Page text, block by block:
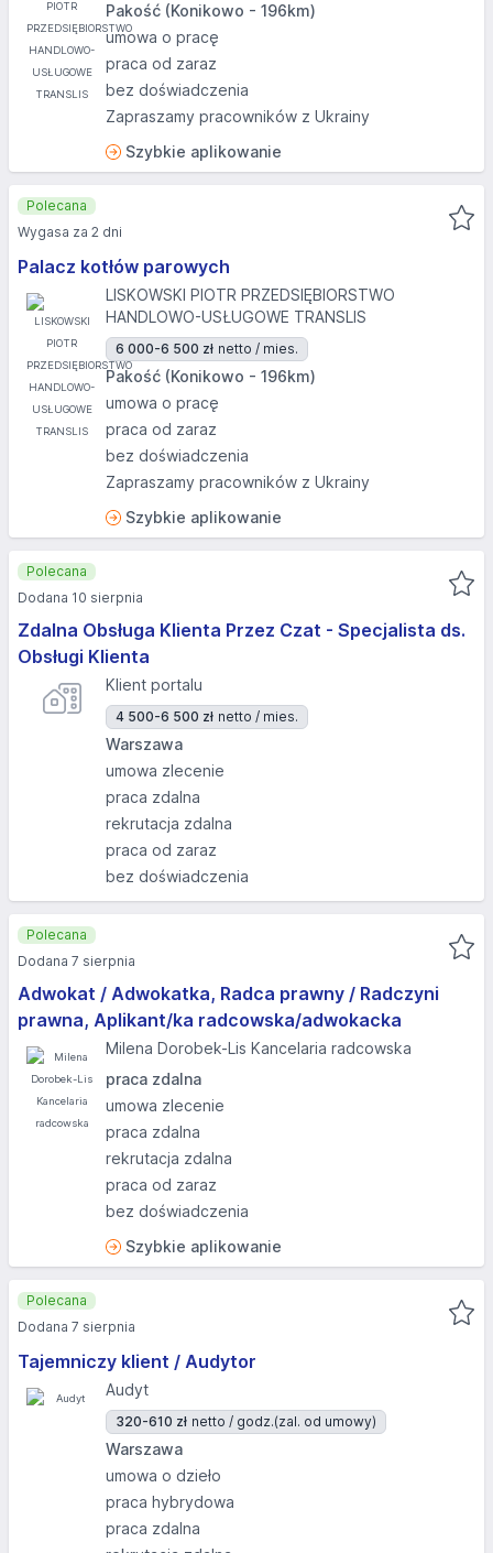
Pakość (Konikowo - 196km)
umowa o pracę
praca od zaraz
bez doświadczenia
Zapraszamy pracowników z Ukrainy
Szybkie aplikowanie
Palacz kotłów parowych
LISKOWSKI PIOTR PRZEDSIĘBIORSTWO
HANDLOWO-USŁUGOWE TRANSLIS
6 000-6 500 zł netto / mies.
Pakość (Konikowo - 196km)
umowa o pracę
praca od zaraz
bez doświadczenia
Zapraszamy pracowników z Ukrainy
Szybkie aplikowanie
Polecana
Wygasa za 2 dni
Zdalna Obsługa Klienta Przez Czat - Specjalista ds.
Obsługi Klienta
Klient portalu
4 500-6 500 zł netto / mies.
Warszawa
umowa zlecenie
praca zdalna
rekrutacja zdalna
praca od zaraz
bez doświadczenia
Polecana
Dodana 10 sierpnia
Adwokat / Adwokatka, Radca prawny / Radczyni
prawna, Aplikant/ka radcowska/adwokacka
Milena Dorobek-Lis Kancelaria radcowska
praca zdalna
umowa zlecenie
praca zdalna
rekrutacja zdalna
praca od zaraz
bez doświadczenia
Szybkie aplikowanie
Polecana
Dodana 7 sierpnia
Tajemniczy klient / Audytor
Audyt
320-610 zł netto / godz.(zal. od umowy)
Warszawa
umowa o dzieło
praca hybrydowa
praca zdalna
Polecana
Dodana 7 sierpnia